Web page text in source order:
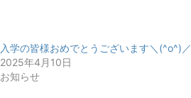
入学の皆様おめでとうございます＼(^o^)／
2025年4月10日
お知らせ